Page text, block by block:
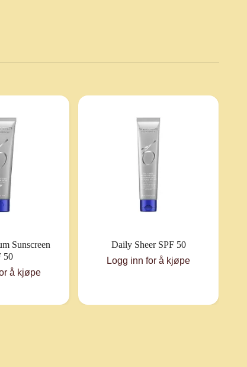
Sunscreen
50
å kjøpe
Daily Sheer SPF 50
Logg inn for å kjøpe